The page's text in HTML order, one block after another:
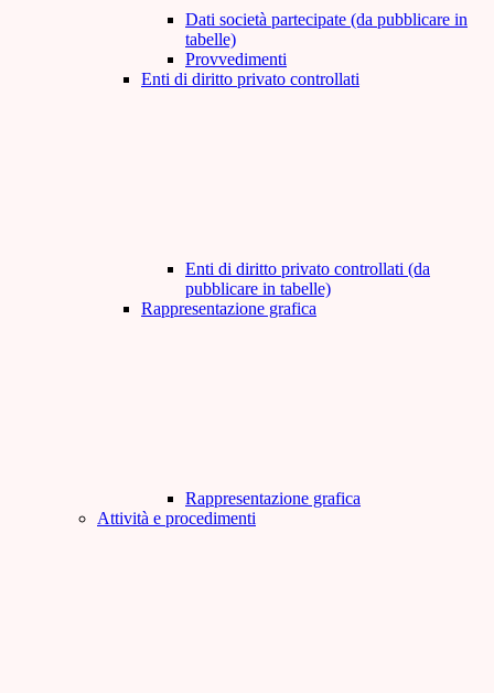
Dati società partecipate (da pubblicare in
tabelle)
Provvedimenti
Enti di diritto privato controllati
Enti di diritto privato controllati (da
pubblicare in tabelle)
Rappresentazione grafica
Rappresentazione grafica
Attività e procedimenti